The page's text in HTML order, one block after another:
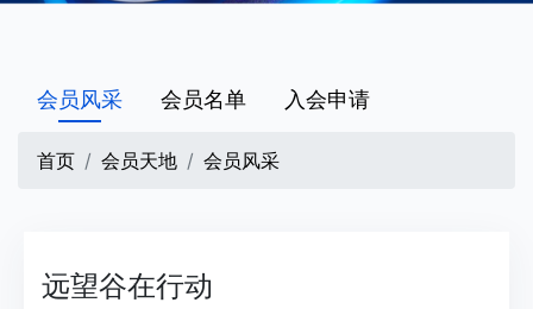
会员风采 会员名单 入会申请
首页 会员天地 会员风采
远望谷在行动